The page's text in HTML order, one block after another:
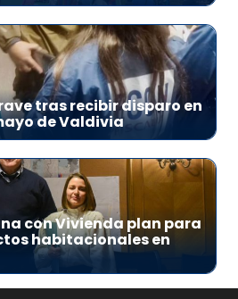
tras recibir disparo en
de Valdivia
con Vivienda plan para
habitacionales en